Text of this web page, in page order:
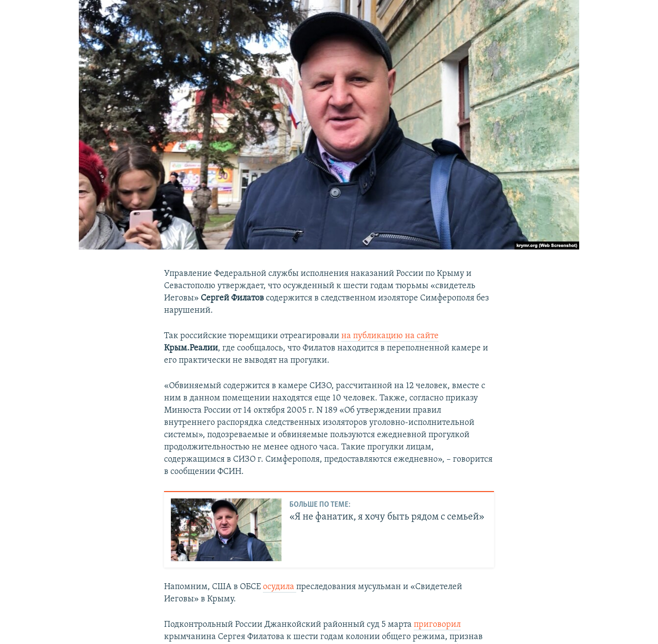
КРЫМ.НЕПОКОРЕННЫЙ
УКРАИНСКАЯ ПРОБЛЕМА КРЫМА
Управление Федеральной службы исполнения наказаний России по Крыму и
Севастополю утверждает, что осужденный к шести годам тюрьмы «свидетель
Иеговы» Сергей Филатовсодержится в следственном изоляторе Симферополя без
нарушений.
Так российские тюремщики отреагировалина публикацию на сайте
Крым.Реалии, где сообщалось, что Филатов находится в переполненной камере и
его практически не выводят на прогулки.
«Обвиняемый содержится в камере СИЗО, рассчитанной на 12 человек, вместе с
ним в данном помещении находятся еще 10 человек. Также, согласно приказу
Минюста России от 14 октября 2005 г. N 189 «Об утверждении правил
внутреннего распорядка следственных изоляторов уголовно-исполнительной
системы», подозреваемые и обвиняемые пользуются ежедневной прогулкой
продолжительностью не менее одного часа. Такие прогулки лицам,
содержащимся в СИЗО г. Симферополя, предоставляются ежедневно», – говорится
в сообщении ФСИН.
БОЛЬШЕ ПО ТЕМЕ:
«Я не фанатик, я хочу быть рядом с семьей»
Напомним, США в ОБСЕосудилапреследования мусульман и «Свидетелей
Иеговы» в Крыму.
Подконтрольный России Джанкойский районный суд 5 мартаприговорил
крымчанина Сергея Филатова к шести годам колонии общего режима, признав